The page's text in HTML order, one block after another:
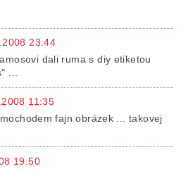
23:44
dali ruma s diy etiketou
...
11:35
fajn obrázek ... takovej
19:50